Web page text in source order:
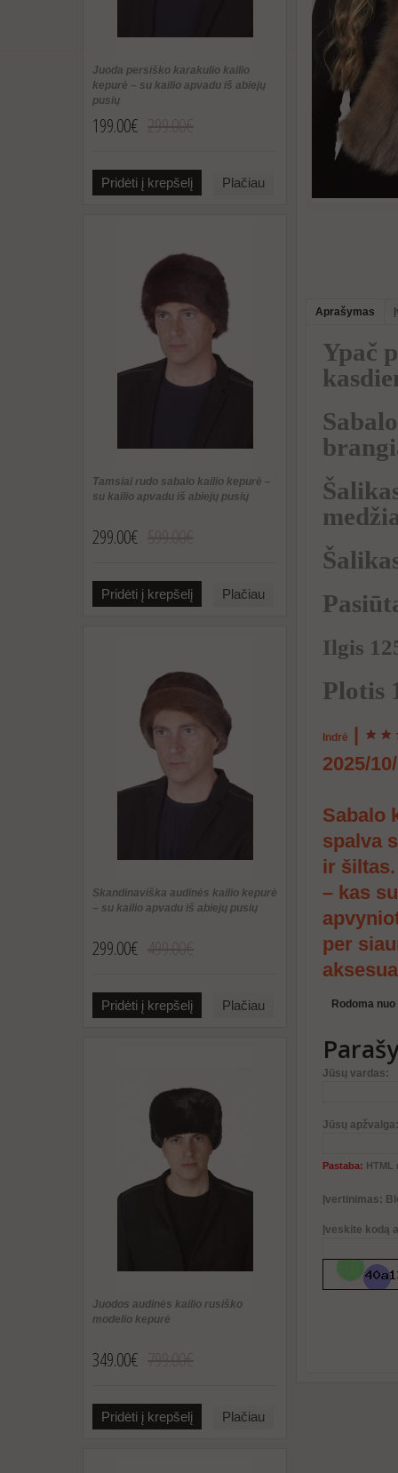
Juoda persiško karakulio kailio
kepurė – su kailio apvadu iš abiejų
pusių
199.00€
Pridėti į krepšelį Plačiau
Tamsiai rudo sabalo kailio kepurė –
su kailio apvadu iš abiejų pusių
299.00€
Pridėti į krepšelį Plačiau
Skandinaviška audinės kailio kepurė
– su kailio apvadu iš abiejų pusių
299.00€
Pridėti į krepšelį Plačiau
Juodos audinės kailio rusiško
modelio kepurė
349.00€
Pridėti į krepšelį Plačiau
Aprašymas
Ypač
Ilgis
Plotis
Indrė
|
2025/
Sabalo
spalva
ir
– kas
per
Rodoma
Jūsų vardas:
Jūsų apžvalga:
Pastaba: HTML
Įvertinimas:
Įveskite kodą